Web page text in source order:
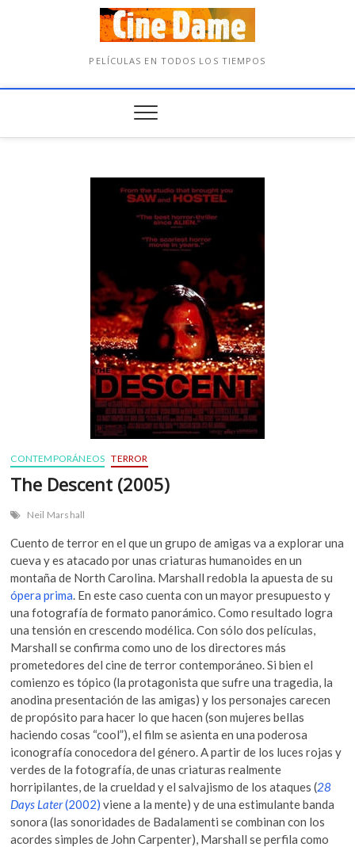
PELÍCULAS EN TODOS LOS TIEMPOS
CONTEMPORÁNEOS TERROR
The Descent (2005)
Neil Marshall
Cuento de terror en el que un grupo de amigas va a explorar una
cueva y es atacado por unas criaturas humanoides en un
montaña de North Carolina. Marshall redobla la apuesta de su
ópera prima. En este caso cuenta con un mayor presupuesto y
una fotografía de formato panorámico. Como resultado logra
una tensión en crescendo modélica. Con sólo dos películas,
Marshall se confirma como uno de los directores más
prometedores del cine de terror contemporáneo. Si bien el
comienzo es tópico (la protagonista que sufre una tragedia, la
anodina presentación de las amigas) y los personajes carecen
de propósito para hacer lo que hacen (son mujeres bellas
haciendo cosas “cool”), el film se asienta en una poderosa
iconografía conocedora del género. A partir de los luces rojas y
verdes de la fotografía, de unas criaturas realmente
horripilantes, de la crueldad y el salvajismo de los ataques (28
Days Later(2002) viene a la mente) y de una estimulante banda
sonora (las sonoridades de Badalamenti se combinan con los
acordes simples de John Carpenter), Marshall se perfila como